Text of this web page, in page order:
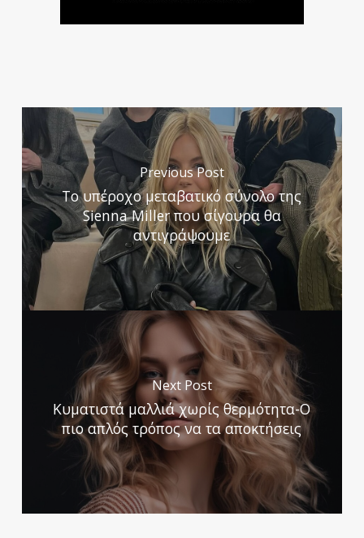
Previous Post
Το υπέροχο μεταβατικό σύνολο της
Sienna Miller που σίγουρα θα
αντιγράψουμε
Next Post
Κυματιστά μαλλιά χωρίς θερμότητα-Ο
πιο απλός τρόπος να τα αποκτήσεις